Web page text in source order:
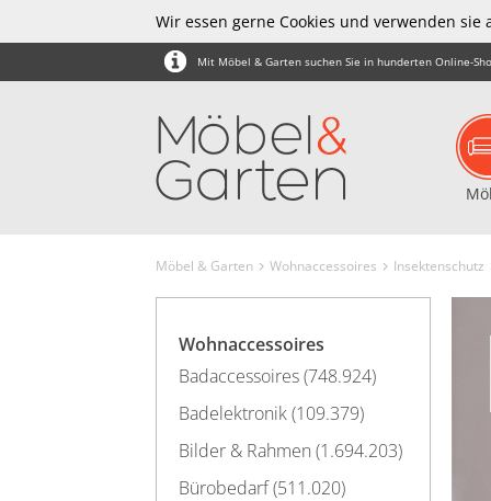
Wir essen gerne Cookies und verwenden
Mit Möbel & Garten suchen Sie in hunderten Online-
Möbel & Garten Wohnaccessoires Insektenschutz
Wohnaccessoires
Badaccessoires (748.924)
Badelektronik (109.379)
Bilder & Rahmen (1.694.203)
Bürobedarf (511.020)